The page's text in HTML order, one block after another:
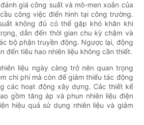
giá công suất và mô-men xoắn của
công việc điển hình tại công trường.
không đủ có thể gặp khó khăn khi
dẫn đến thời gian chu kỳ chậm và
bộ phận truyền động. Ngược lại, động
đến tiêu hao nhiên liệu không cần thiết.
liệu ngày càng trở nên quan trọng
chi phí mà còn để giảm thiểu tác động
các hoạt động xây dựng. Các thiết kế
gồm tăng áp và phun nhiên liệu điện
hiệu quả sử dụng nhiên liệu và giảm